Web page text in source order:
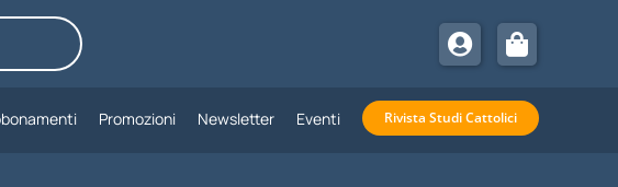
Promozioni Newsletter Eventi Rivista Studi Cattolici